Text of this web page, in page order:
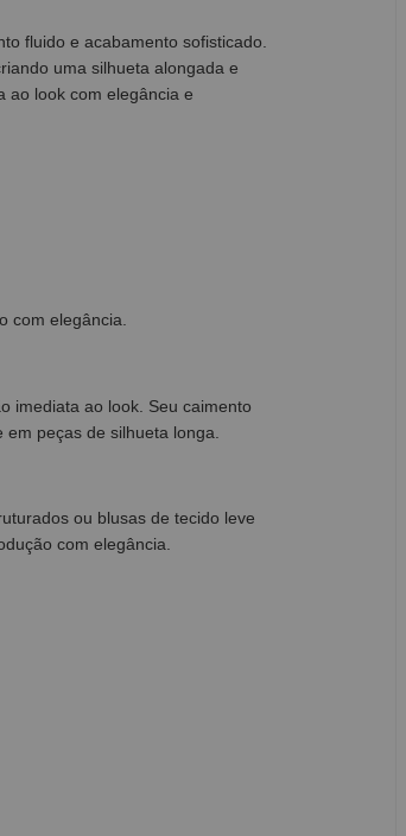
fluido e acabamento sofisticado.
uma silhueta alongada e
ao look com elegância e
com elegância.
imediata ao look. Seu caimento
peças de silhueta longa.
ou blusas de tecido leve
com elegância.